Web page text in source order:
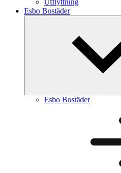
Esbo Bostäder
Esbo Bostäder